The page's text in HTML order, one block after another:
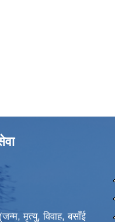
मृत्यु, विवाह, बसाँई